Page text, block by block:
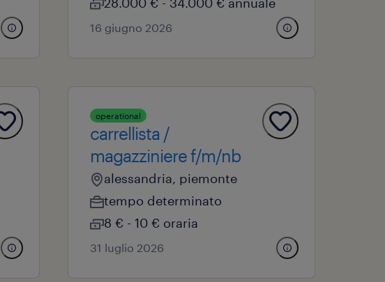
16 giugno 2026
operational
carrellista /
magazziniere f/m/nb
alessandria, piemonte
tempo determinato
8 € - 10 € oraria
31 luglio 2026